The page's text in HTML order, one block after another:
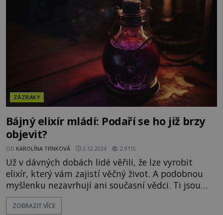
ZÁZRAKY
Bájný elixír mládí: Podaří se ho již brzy
objevit?
OD KAROLÍNA TRNKOVÁ 2.12.2024 2.9TIS
Už v dávných dobách lidé věřili, že lze vyrobit
elixír, který vám zajistí věčný život. A podobnou
myšlenku nezavrhují ani současní vědci. Ti jsou
přitom velkolepému objevu možná blíže, než byste
čekali. Dá se ošálit čas a získat nekonečné mládí?
ZOBRAZIT VÍCE